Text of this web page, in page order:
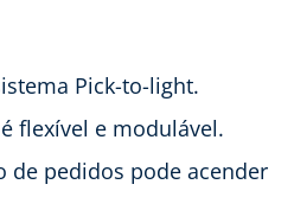
Pick-to-light.
flexível e modulável.
de pedidos pode acender